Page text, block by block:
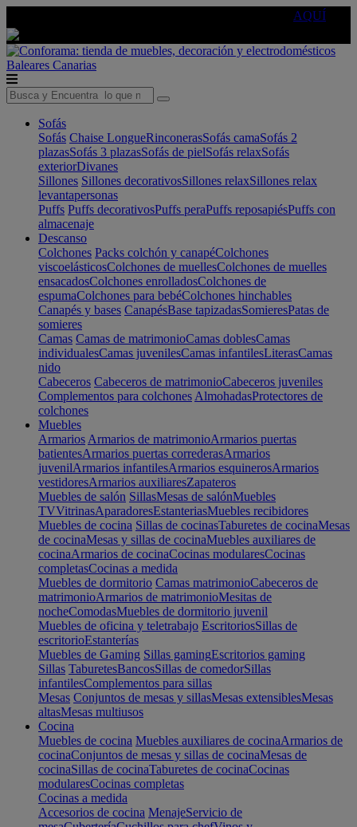
AQUÍ
Baleares Canarias
Sofás
Sofás Chaise LongueRinconerasSofás camaSofás 2
plazasSofás 3 plazasSofás de pielSofás relaxSofás
exteriorDivanes
Sillones Sillones decorativosSillones relaxSillones relax
levantapersonas
Puffs Puffs decorativosPuffs peraPuffs reposapiésPuffs con
almacenaje
Descanso
Colchones Packs colchón y canapéColchones
viscoelásticosColchones de muellesColchones de muelles
ensacadosColchones enrolladosColchones de
espumaColchones para bebéColchones hinchables
Canapés y bases CanapésBase tapizadasSomieresPatas de
somieres
Camas Camas de matrimonioCamas doblesCamas
individualesCamas juvenilesCamas infantilesLiterasCamas
nido
Cabeceros Cabeceros de matrimonioCabeceros juveniles
Complementos para colchones AlmohadasProtectores de
colchones
Muebles
Armarios Armarios de matrimonioArmarios puertas
batientesArmarios puertas correderasArmarios
juvenilArmarios infantilesArmarios esquinerosArmarios
vestidoresArmarios auxiliaresZapateros
Muebles de salón SillasMesas de salónMuebles
TVVitrinasAparadoresEstanteriasMuebles recibidores
Muebles de cocina Sillas de cocinasTaburetes de cocinaMesas
de cocinaMesas y sillas de cocinaMuebles auxiliares de
cocinaArmarios de cocinaCocinas modularesCocinas
completasCocinas a medida
Muebles de dormitorio Camas matrimonioCabeceros de
matrimonioArmarios de matrimonioMesitas de
nocheComodasMuebles de dormitorio juvenil
Muebles de oficina y teletrabajo EscritoriosSillas de
escritorioEstanterías
Muebles de Gaming Sillas gamingEscritorios gaming
Sillas TaburetesBancosSillas de comedorSillas
infantilesComplementos para sillas
Mesas Conjuntos de mesas y sillasMesas extensiblesMesas
altasMesas multiusos
Cocina
Muebles de cocina Muebles auxiliares de cocinaArmarios de
cocinaConjuntos de mesas y sillas de cocinaMesas de
cocinaSillas de cocinaTaburetes de cocinaCocinas
modularesCocinas completas
Cocinas a medida
Accesorios de cocina MenajeServicio de